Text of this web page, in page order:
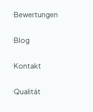
Bewertungen
Blog
Kontakt
Qualität